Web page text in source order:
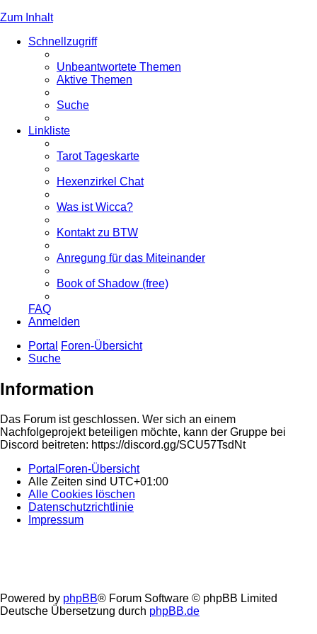
Zum Inhalt
Schnellzugriff
Unbeantwortete Themen
Aktive Themen
Suche
Linkliste
Tarot Tageskarte
Hexenzirkel Chat
Was ist Wicca?
Kontakt zu BTW
Anregung für das Miteinander
Book of Shadow (free)
FAQ
Anmelden
Portal
Foren-Übersicht
Suche
Information
Das Forum ist geschlossen. Wer sich an einem
Nachfolgeprojekt beteiligen möchte, kann der Gruppe bei
Discord beitreten: https://discord.gg/SCU57TsdNt
Portal Foren-Übersicht
Alle Zeiten sind UTC+01:00
Alle Cookies löschen
Datenschutzrichtlinie
Impressum
Powered by phpBB® Forum Software © phpBB Limited
Deutsche Übersetzung durch phpBB.de